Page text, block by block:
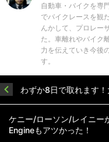
自動車・バイクを専
でバイクレースを観
んかして、プロレー
た。車離れやバイク
力を伝えていき今後
す。
わずか8日で取れます
ケニー/ローソン/レイニー
Engineもアツかった！